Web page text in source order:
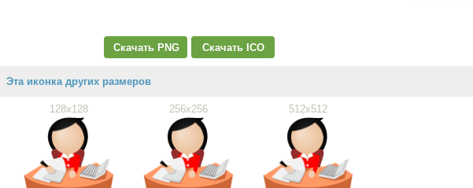
Скачать PNG Скачать ICO
Эта иконка других размеров
128x128 256x256 512x512